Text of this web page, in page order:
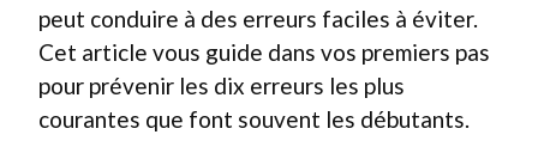
peut conduire à des erreurs faciles à éviter.
Cet article vous guide dans vos premiers pas
pour prévenir les dix erreurs les plus
courantes que font souvent les débutants.